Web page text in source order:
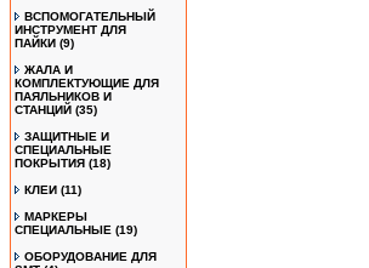
ВСПОМОГАТЕЛЬНЫЙ
ИНСТРУМЕНТ ДЛЯ
ПАЙКИ (9)
ЖАЛА И
КОМПЛЕКТУЮЩИЕ ДЛЯ
ПАЯЛЬНИКОВ И
СТАНЦИЙ (35)
ЗАЩИТНЫЕ И
СПЕЦИАЛЬНЫЕ
ПОКРЫТИЯ (18)
КЛЕИ (11)
МАРКЕРЫ
СПЕЦИАЛЬНЫЕ (19)
ОБОРУДОВАНИЕ ДЛЯ